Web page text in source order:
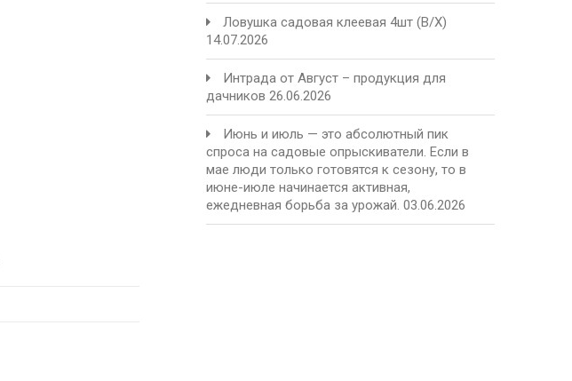
Ловушка садовая клеевая 4шт (В/Х)
14.07.2026
Интрада от Август – продукция для
дачников 26.06.2026
Июнь и июль — это абсолютный пик
спроса на садовые опрыскиватели. Если в
мае люди только готовятся к сезону, то в
июне-июле начинается активная,
ежедневная борьба за урожай. 03.06.2026